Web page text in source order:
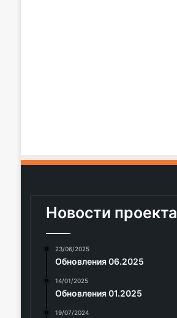
Новости проекта
23/06/2025
Обновления 06.2025
14/01/2025
Обновления 01.2025
19/07/2024